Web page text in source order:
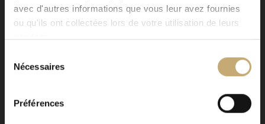
avec d'autres informations que vous leur avez fournies
ou qu'ils ont collectées lors de votre utilisation de leurs
services.
Nécessaires
Préférences